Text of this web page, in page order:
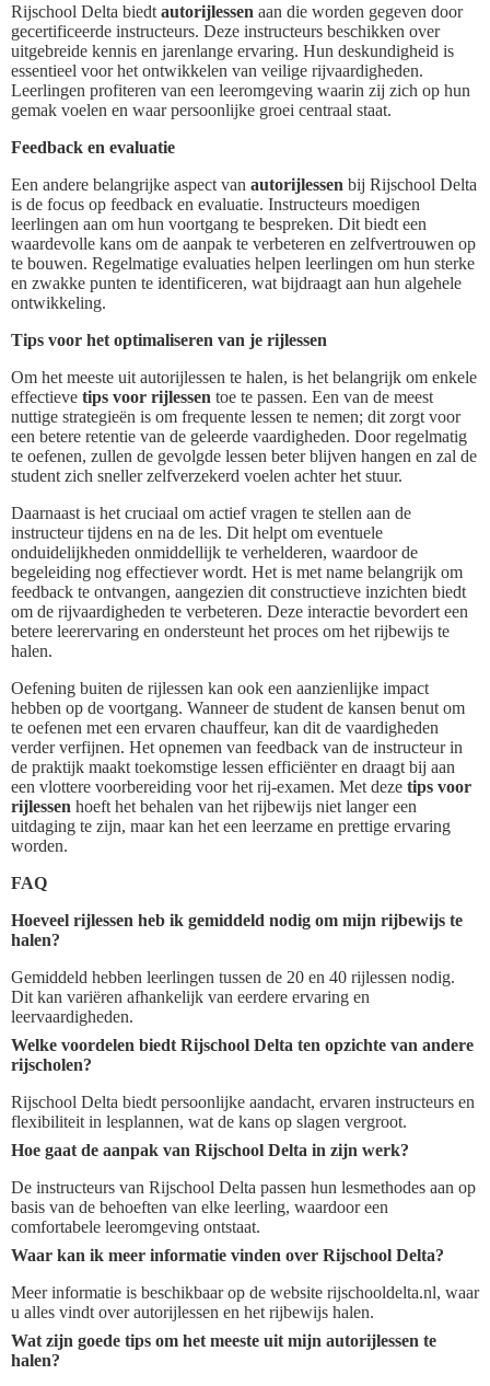
Rijschool Delta biedt autorijlessen aan die worden gegeven door
gecertificeerde instructeurs. Deze instructeurs beschikken over
uitgebreide kennis en jarenlange ervaring. Hun deskundigheid is
essentieel voor het ontwikkelen van veilige rijvaardigheden.
Leerlingen profiteren van een leeromgeving waarin zij zich op hun
gemak voelen en waar persoonlijke groei centraal staat.
Feedback en evaluatie
Een andere belangrijke aspect van autorijlessen bij Rijschool Delta
is de focus op feedback en evaluatie. Instructeurs moedigen
leerlingen aan om hun voortgang te bespreken. Dit biedt een
waardevolle kans om de aanpak te verbeteren en zelfvertrouwen op
te bouwen. Regelmatige evaluaties helpen leerlingen om hun sterke
en zwakke punten te identificeren, wat bijdraagt aan hun algehele
ontwikkeling.
Tips voor het optimaliseren van je rijlessen
Om het meeste uit autorijlessen te halen, is het belangrijk om enkele
effectieve tips voor rijlessen toe te passen. Een van de meest
nuttige strategieën is om frequente lessen te nemen; dit zorgt voor
een betere retentie van de geleerde vaardigheden. Door regelmatig
te oefenen, zullen de gevolgde lessen beter blijven hangen en zal de
student zich sneller zelfverzekerd voelen achter het stuur.
Daarnaast is het cruciaal om actief vragen te stellen aan de
instructeur tijdens en na de les. Dit helpt om eventuele
onduidelijkheden onmiddellijk te verhelderen, waardoor de
begeleiding nog effectiever wordt. Het is met name belangrijk om
feedback te ontvangen, aangezien dit constructieve inzichten biedt
om de rijvaardigheden te verbeteren. Deze interactie bevordert een
betere leerervaring en ondersteunt het proces om het rijbewijs te
halen.
Oefening buiten de rijlessen kan ook een aanzienlijke impact
hebben op de voortgang. Wanneer de student de kansen benut om
te oefenen met een ervaren chauffeur, kan dit de vaardigheden
verder verfijnen. Het opnemen van feedback van de instructeur in
de praktijk maakt toekomstige lessen efficiënter en draagt bij aan
een vlottere voorbereiding voor het rij-examen. Met deze tips voor
rijlessen hoeft het behalen van het rijbewijs niet langer een
uitdaging te zijn, maar kan het een leerzame en prettige ervaring
worden.
FAQ
Hoeveel rijlessen heb ik gemiddeld nodig om mijn rijbewijs te
halen?
Gemiddeld hebben leerlingen tussen de 20 en 40 rijlessen nodig.
Dit kan variëren afhankelijk van eerdere ervaring en
leervaardigheden.
Welke voordelen biedt Rijschool Delta ten opzichte van andere
rijscholen?
Rijschool Delta biedt persoonlijke aandacht, ervaren instructeurs en
flexibiliteit in lesplannen, wat de kans op slagen vergroot.
Hoe gaat de aanpak van Rijschool Delta in zijn werk?
De instructeurs van Rijschool Delta passen hun lesmethodes aan op
basis van de behoeften van elke leerling, waardoor een
comfortabele leeromgeving ontstaat.
Waar kan ik meer informatie vinden over Rijschool Delta?
Meer informatie is beschikbaar op de website rijschooldelta.nl, waar
u alles vindt over autorijlessen en het rijbewijs halen.
Wat zijn goede tips om het meeste uit mijn autorijlessen te
halen?